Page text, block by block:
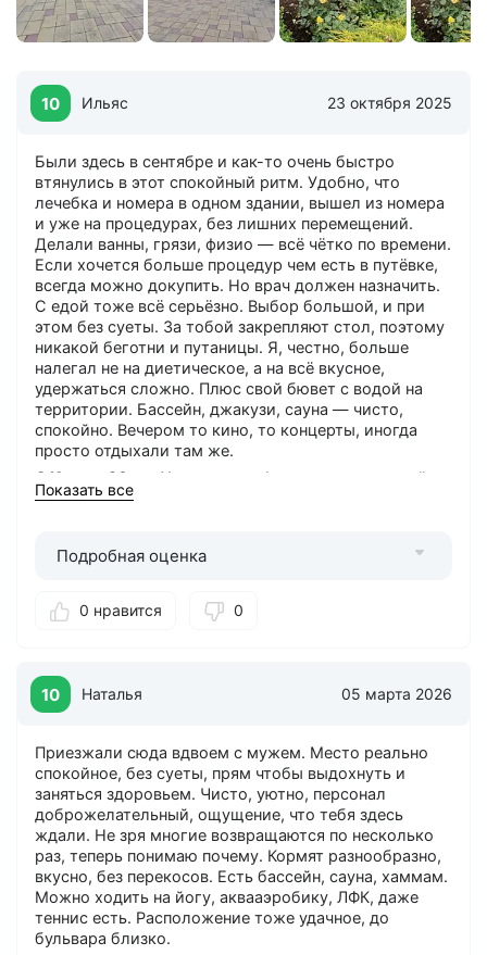
10 Ильяс 23 октября 2025
Были здесь в сентябре и как-то очень быстро
втянулись в этот спокойный ритм. Удобно, что
лечебка и номера в одном здании, вышел из номера
и уже на процедурах, без лишних перемещений.
Делали ванны, грязи, физио — всё чётко по времени.
Если хочется больше процедур чем есть в путёвке,
всегда можно докупить. Но врач должен назначить.
С едой тоже всё серьёзно. Выбор большой, и при
этом без суеты. За тобой закрепляют стол, поэтому
никакой беготни и путаницы. Я, честно, больше
налегал не на диетическое, а на всё вкусное,
удержаться сложно. Плюс свой бювет с водой на
территории. Бассейн, джакузи, сауна — чисто,
спокойно. Вечером то кино, то концерты, иногда
просто отдыхали там же.
О Курорт26.ру
: Хорошая турфирма, помогает найти
санаторий который подходит именно вам.
Понравилось
Показать все
Подробная оценка
0 нравится 0
10 Наталья 05 марта 2026
Приезжали сюда вдвоем с мужем. Место реально
спокойное, без суеты, прям чтобы выдохнуть и
заняться здоровьем. Чисто, уютно, персонал
доброжелательный, ощущение, что тебя здесь
ждали. Не зря многие возвращаются по несколько
раз, теперь понимаю почему. Кормят разнообразно,
вкусно, без перекосов. Есть бассейн, сауна, хаммам.
Можно ходить на йогу, аквааэробику, ЛФК, даже
теннис есть. Расположение тоже удачное, до
бульвара близко.